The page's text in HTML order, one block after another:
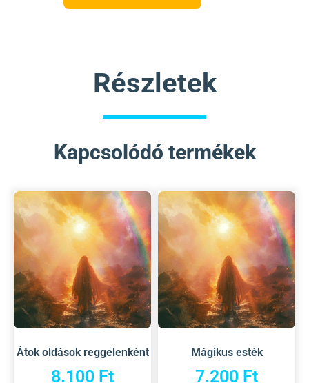
Részletek
Kapcsolódó termékek
Átok oldások reggelenként
8.100 Ft
Mágikus esték
7.200 Ft